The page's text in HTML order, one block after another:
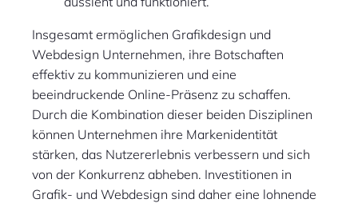
Insgesamt ermöglichen Grafikdesign und
Webdesign Unternehmen, ihre Botschaften
effektiv zu kommunizieren und eine
beeindruckende Online-Präsenz zu schaffen.
Durch die Kombination dieser beiden Disziplinen
können Unternehmen ihre Markenidentität
stärken, das Nutzererlebnis verbessern und sich
von der Konkurrenz abheben. Investitionen in
Grafik- und Webdesign sind daher eine lohnende